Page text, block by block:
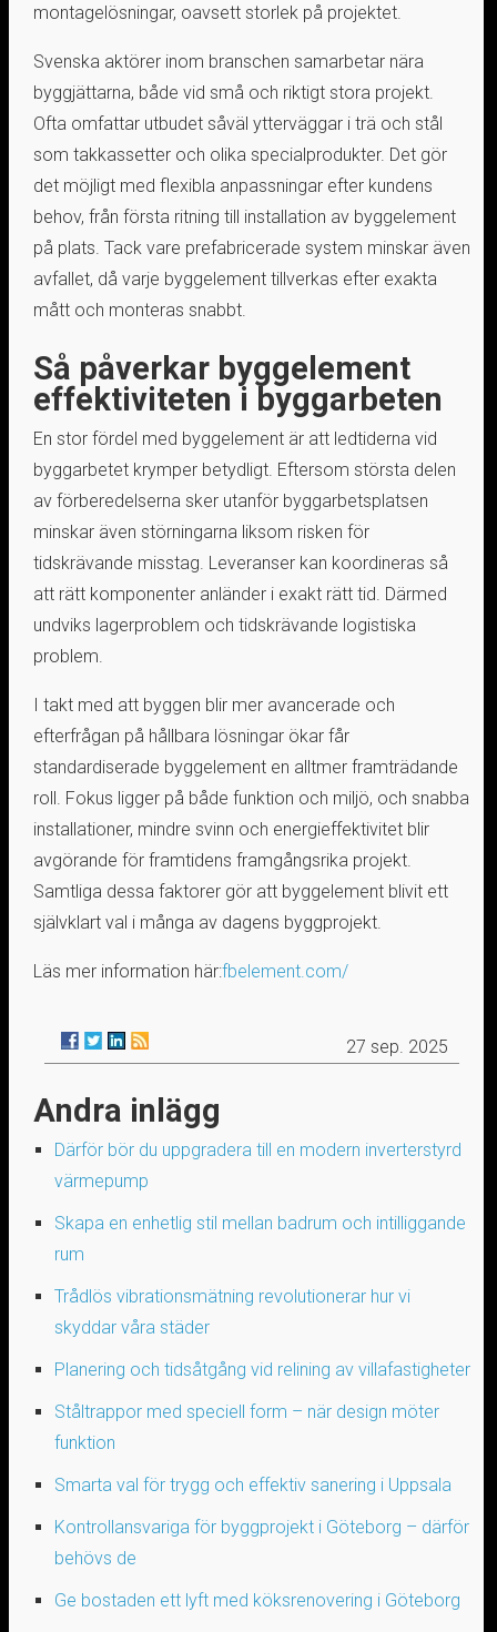
montagelösningar, oavsett storlek på projektet.
Svenska aktörer inom branschen samarbetar nära
byggjättarna, både vid små och riktigt stora projekt.
Ofta omfattar utbudet såväl ytterväggar i trä och stål
som takkassetter och olika specialprodukter. Det gör
det möjligt med flexibla anpassningar efter kundens
behov, från första ritning till installation av byggelement
på plats. Tack vare prefabricerade system minskar även
avfallet, då varje byggelement tillverkas efter exakta
mått och monteras snabbt.
Så påverkar byggelement
effektiviteten i byggarbeten
En stor fördel med byggelement är att ledtiderna vid
byggarbetet krymper betydligt. Eftersom största delen
av förberedelserna sker utanför byggarbetsplatsen
minskar även störningarna liksom risken för
tidskrävande misstag. Leveranser kan koordineras så
att rätt komponenter anländer i exakt rätt tid. Därmed
undviks lagerproblem och tidskrävande logistiska
problem.
I takt med att byggen blir mer avancerade och
efterfrågan på hållbara lösningar ökar får
standardiserade byggelement en alltmer framträdande
roll. Fokus ligger på både funktion och miljö, och snabba
installationer, mindre svinn och energieffektivitet blir
avgörande för framtidens framgångsrika projekt.
Samtliga dessa faktorer gör att byggelement blivit ett
självklart val i många av dagens byggprojekt.
Läs mer information här:fbelement.com/
27 sep. 2025
Andra inlägg
Därför bör du uppgradera till en modern inverterstyrd
värmepump
Skapa en enhetlig stil mellan badrum och intilliggande
rum
Trådlös vibrationsmätning revolutionerar hur vi
skyddar våra städer
Planering och tidsåtgång vid relining av villafastigheter
Ståltrappor med speciell form – när design möter
funktion
Smarta val för trygg och effektiv sanering i Uppsala
Kontrollansvariga för byggprojekt i Göteborg – därför
behövs de
Ge bostaden ett lyft med köksrenovering i Göteborg